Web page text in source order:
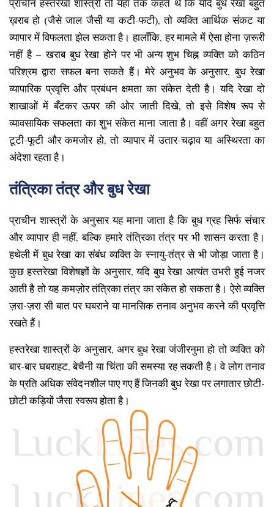
प्राचीन हस्तरेखा शास्त्री तो यहां तक कहते थे कि यदि बुध रेखा बहुत
ख़राब हो (जैसे जाल जैसी या कटी-फटी), तो व्यक्ति आर्थिक संकट या
व्यापार में विफलता झेल सकता है। हालाँकि, हर मामले में ऐसा होना ज़रूरी
नहीं है – खराब बुध रेखा होने पर भी अन्य शुभ चिह्न व्यक्ति को कठिन
परिश्रम द्वारा सफल बना सकते हैं। मेरे अनुभव के अनुसार, बुध रेखा
व्यापारिक प्रवृत्ति और प्रबंधन क्षमता का संकेत देती है। यदि रेखा दो
शाखाओं में बँटकर ऊपर की ओर जाती दिखे, तो इसे विशेष रूप से
व्यावसायिक सफलता का शुभ संकेत माना जाता है। वहीं अगर रेखा बहुत
टूटी-फूटी और कमजोर हो, तो व्यापार में उतार-चढ़ाव या अस्थिरता का
अंदेशा रहता है।
तंत्रिका तंत्र और बुध रेखा
प्राचीन शास्त्रों के अनुसार यह माना जाता है कि बुध ग्रह सिर्फ संचार
और व्यापार ही नहीं, बल्कि हमारे तंत्रिका तंत्र पर भी शासन करता है।
हथेली में बुध रेखा का संबंध व्यक्ति के स्नायु-तंत्र से भी जोड़ा जाता है।
कुछ हस्तरेखा विशेषज्ञों के अनुसार, यदि बुध रेखा अत्यंत उभरी हुई नजर
आती है तो यह कमज़ोर तंत्रिका तंत्र का संकेत हो सकता है। ऐसे व्यक्ति
ज़रा-ज़रा सी बात पर घबराने या मानसिक तनाव अनुभव करने की प्रवृत्ति
रखते हैं।
हस्तरेखा शास्त्रों के अनुसार, अगर बुध रेखा जंजीरनुमा हो तो व्यक्ति को
बार-बार घबराहट, बेचैनी या चिंता की समस्या रह सकती है। वे लोग तनाव
के प्रति अधिक संवेदनशील पाए गए हैं जिनकी बुध रेखा पर लगातार छोटी-
छोटी कड़ियों जैसा स्वरूप होता है।